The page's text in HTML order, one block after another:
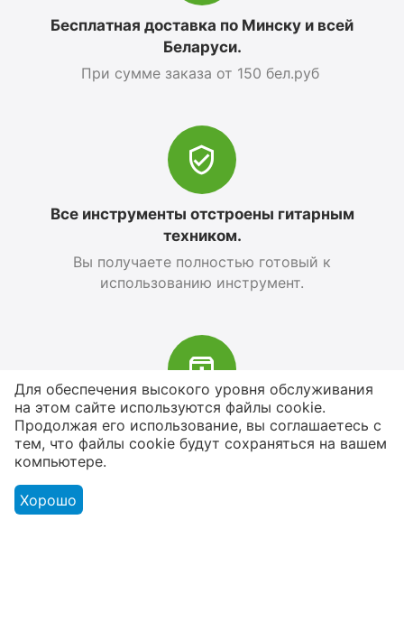
Бесплатная доставка по Минску и всей
Беларуси.
При сумме заказа от 150 бел.руб
Все инструменты отстроены гитарным
техником.
Вы получаете полностью готовый к
использованию инструмент.
В наличии более 4000 наименований
товаров
От расходников до сценического
Для обеспечения высокого уровня обслуживания
на этом сайте используются файлы cookie.
Продолжая его использование, вы соглашаетесь с
тем, что файлы cookie будут сохраняться на вашем
компьютере.
Хорошо